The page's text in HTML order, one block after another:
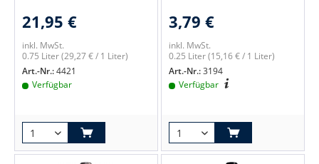
21,95 €
inkl. MwSt.
0.75 Liter(29,27 € / 1 Liter)
Art.-Nr.:4421
Verfügbar
3,79 €
inkl. MwSt.
0.25 Liter(15,16 € / 1 Liter)
Art.-Nr.:3194
Verfügbar